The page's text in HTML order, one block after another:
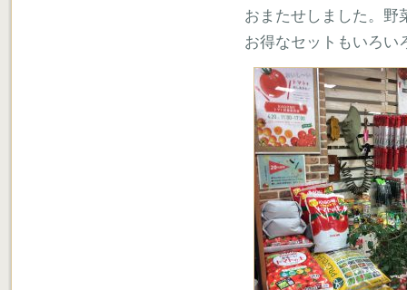
おまたせしました。野
お得なセットもいろい